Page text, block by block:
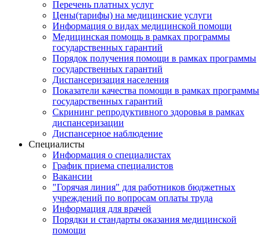
Перечень платных услуг
Цены(тарифы) на медицинские услуги
Информация о видах медицинской помощи
Медицинская помощь в рамках программы
государственных гарантий
Порядок получения помощи в рамках программы
государственных гарантий
Диспансеризация населения
Показатели качества помощи в рамках программы
государственных гарантий
Скрининг репродуктивного здоровья в рамках
диспансеризации
Диспансерное наблюдение
Специалисты
Информация о специалистах
График приема специалистов
Вакансии
"Горячая линия" для работников бюджетных
учреждений по вопросам оплаты труда
Информация для врачей
Порядки и стандарты оказания медицинской
помощи